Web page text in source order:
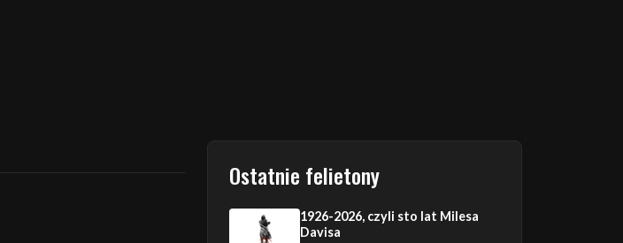
Ostatnie felietony
1926-2026, czyli sto lat Milesa
Davisa